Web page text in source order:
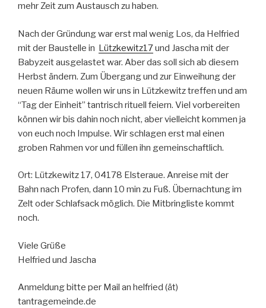
mehr Zeit zum Austausch zu haben.
Nach der Gründung war erst mal wenig Los, da Helfried
mit der Baustelle in Lützkewitz17und Jascha mit der
Babyzeit ausgelastet war. Aber das soll sich ab diesem
Herbst ändern. Zum Übergang und zur Einweihung der
neuen Räume wollen wir uns in Lützkewitz treffen und am
“Tag der Einheit” tantrisch rituell feiern. Viel vorbereiten
können wir bis dahin noch nicht, aber vielleicht kommen ja
von euch noch Impulse. Wir schlagen erst mal einen
groben Rahmen vor und füllen ihn gemeinschaftlich.
Ort: Lützkewitz 17, 04178 Elsteraue. Anreise mit der
Bahn nach Profen, dann 10 min zu Fuß. Übernachtung im
Zelt oder Schlafsack möglich. Die Mitbringliste kommt
noch.
Viele Grüße
Helfried und Jascha
Anmeldung bitte per Mail an helfried (ät)
tantragemeinde.de